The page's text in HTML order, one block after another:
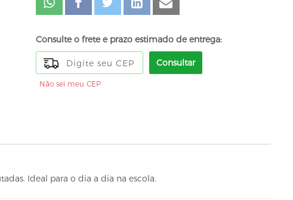
Consulte o frete e prazo estimado de entrega:
Consultar
Não sei meu CEP
Ideal para o dia a dia na escola.